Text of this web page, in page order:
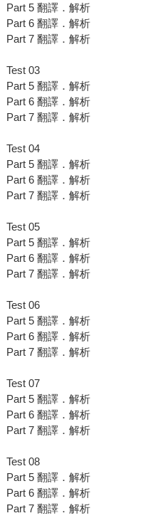
Part 5 翻譯．解析
Part 6 翻譯．解析
Part 7 翻譯．解析
Test 03
Part 5 翻譯．解析
Part 6 翻譯．解析
Part 7 翻譯．解析
Test 04
Part 5 翻譯．解析
Part 6 翻譯．解析
Part 7 翻譯．解析
Test 05
Part 5 翻譯．解析
Part 6 翻譯．解析
Part 7 翻譯．解析
Test 06
Part 5 翻譯．解析
Part 6 翻譯．解析
Part 7 翻譯．解析
Test 07
Part 5 翻譯．解析
Part 6 翻譯．解析
Part 7 翻譯．解析
Test 08
Part 5 翻譯．解析
Part 6 翻譯．解析
Part 7 翻譯．解析